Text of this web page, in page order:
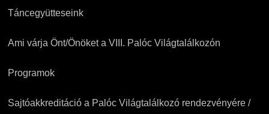
Táncegyütteseink
Ami várja Önt/Önöket a VIII. Palóc Világtalálkozón
Programok
Sajtóakkreditáció a Palóc Világtalálkozó rendezvényére /